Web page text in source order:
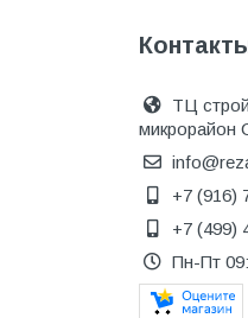
Плинтус
ПОД
ТЦ
микрорайон
+7 (916)
+7 (499)
Пн-Пт